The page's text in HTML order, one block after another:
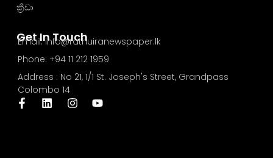
Get In Touch
Email: info@rathuiranewspaper.lk
Phone: +94 11 212 1959
Address : No 21, 1/1 St. Joseph's Street, Grandpass
Colombo 14
ක්‍රීඩා